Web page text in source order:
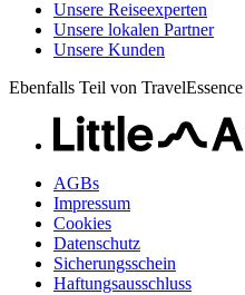
Unsere Reiseexperten
Unsere lokalen Partner
Unsere Kunden
Ebenfalls Teil von TravelEssence
AGBs
Impressum
Cookies
Datenschutz
Sicherungsschein
Haftungsausschluss